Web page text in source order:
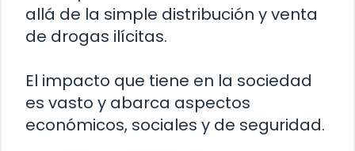
allá de la simple distribución y venta
de drogas ilícitas.
El impacto que tiene en la sociedad
es vasto y abarca aspectos
económicos, sociales y de seguridad.